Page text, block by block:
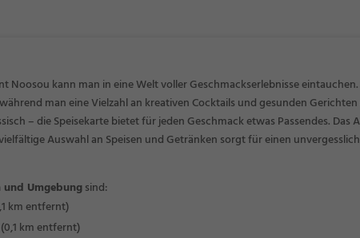
Noosou kann man in eine Welt voller Geschmackserlebnisse
man eine Vielzahl an kreativen Cocktails und gesunden
– die Speisekarte bietet für jeden Geschmack etwas Passendes. Das
Auswahl an Speisen und Getränken sorgt für einen
und Umgebungsind:
km entfernt)
(0,1 km entfernt)